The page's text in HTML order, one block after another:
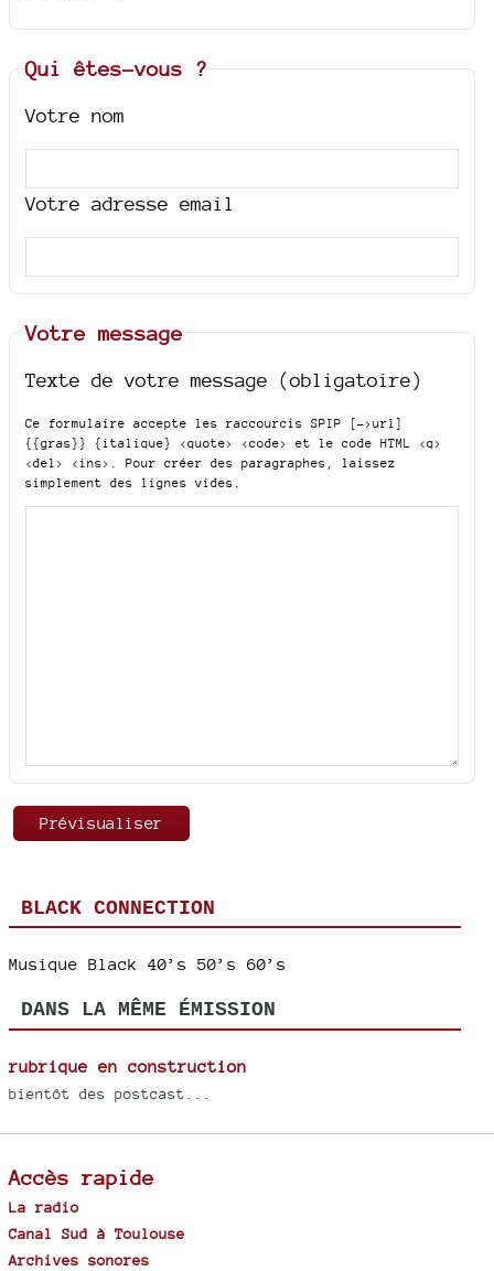
Qui êtes-vous ?
Votre nom
Votre adresse email
Votre message
Texte de votre message (obligatoire)
Ce formulaire accepte les raccourcis SPIP
[->url]
{{gras}} {italique} <quote> <code>
et le code HTML <q>
<del> <ins> . Pour créer des paragraphes, laissez
simplement des lignes vides.
BLACK CONNECTION
Musique Black 40’s 50’s 60’s
DANS LA MÊME ÉMISSION
rubrique en construction
bientôt des postcast...
Accès rapide
La radio
Canal Sud à Toulouse
Archives sonores